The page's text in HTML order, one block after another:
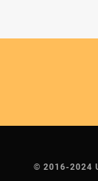
© 2016-2024